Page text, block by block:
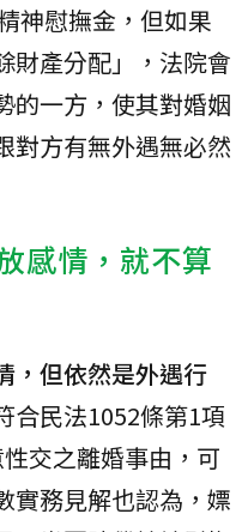
神慰撫金，但如果
財產分配」，法院會
的一方，使其對婚姻
對方有無外遇無必然
感情，就不算
，但依然是外遇行
合民法1052條第1項
交之離婚事由，可
實務見解也認為，嫖